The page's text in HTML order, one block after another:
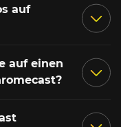
auf
auf einen